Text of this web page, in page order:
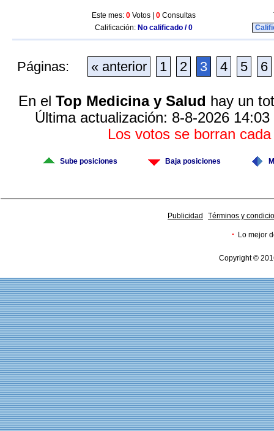
Este mes: 0 Votos | 0 Consultas
Calificación: No calificado / 0
Páginas: « anterior 1 2 3 4 5 6
En el Top Medicina y Salud hay un
Última actualización: 8-8-2026
Los votos se borran
Sube posiciones Baja posiciones
Publicidad Términos y
· Lo mejor
Copyright ©